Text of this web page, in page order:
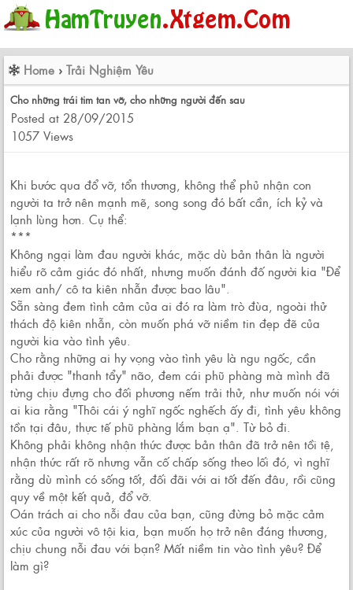
Home › Trải Nghiệm Yêu
Cho những trái tim tan vỡ, cho những người đến sau
Posted at 28/09/2015
1057 Views
Khi bước qua đổ vỡ, tổn thương, không thể phủ nhận con
người ta trở nên mạnh mẽ, song song đó bất cần, ích kỷ và
lạnh lùng hơn. Cụ thể:
***
Không ngại làm đau người khác, mặc dù bản thân là người
hiểu rõ cảm giác đó nhất, nhưng muốn đánh đố người kia "Để
xem anh/ cô ta kiên nhẫn được bao lâu".
Sẵn sàng đem tình cảm của ai đó ra làm trò đùa, ngoài thử
thách độ kiên nhẫn, còn muốn phá vỡ niềm tin đẹp đẽ của
người kia vào tình yêu.
Cho rằng những ai hy vọng vào tình yêu là ngu ngốc, cần
phải được "thanh tẩy" não, đem cái phũ phàng mà mình đã
từng chịu đựng cho đối phương nếm trải thử, như muốn nói với
ai kia rằng "Thôi cái ý nghĩ ngốc nghếch ấy đi, tình yêu không
tồn tại đâu, thực tế phũ phàng lắm bạn ạ". Từ bỏ đi.
Không phải không nhận thức được bản thân đã trở nên tồi tệ,
nhận thức rất rõ nhưng vẫn cố chấp sống theo lối đó, vì nghĩ
rằng dù mình có sống tốt, đối đãi với ai tốt đến đâu, rồi cũng
quy về một kết quả, đổ vỡ.
Oán trách ai cho nỗi đau của bạn, cũng đừng bỏ mặc cảm
xúc của người vô tội kia, bạn muốn họ trở nên đáng thương,
chịu chung nỗi đau với bạn? Mất niềm tin vào tình yêu? Để
làm gì?